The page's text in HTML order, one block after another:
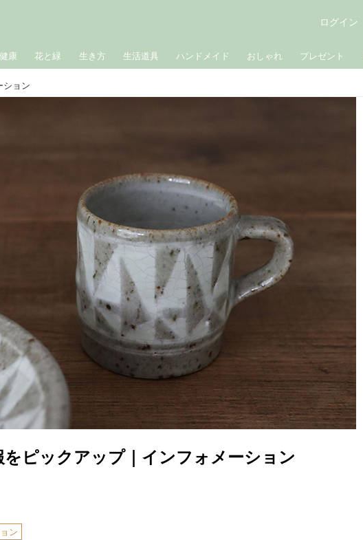
健康 花と緑 生き方 生活道具 ハンドメイド おしゃれ プレゼント
ログイン
ション
ピックアップ｜インフォメーション
ン